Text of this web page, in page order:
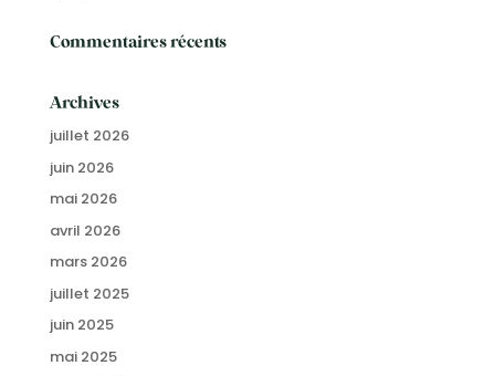
Commentaires récents
Archives
juillet 2026
juin 2026
mai 2026
avril 2026
mars 2026
juillet 2025
juin 2025
mai 2025